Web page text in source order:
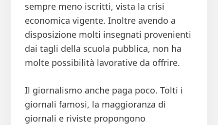
sempre meno iscritti, vista la crisi
economica vigente. Inoltre avendo a
disposizione molti insegnati provenienti
dai tagli della scuola pubblica, non ha
molte possibilità lavorative da offrire.
Il giornalismo anche paga poco. Tolti i
giornali famosi, la maggioranza di
giornali e riviste propongono